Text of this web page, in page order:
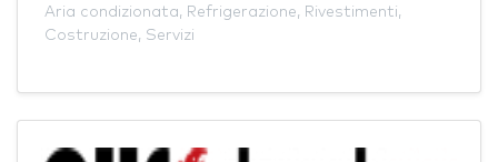
Aria condizionata, Refrigerazione, Rivestimenti,
Costruzione, Servizi